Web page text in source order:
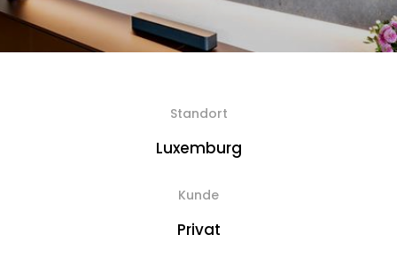
Standort
Luxemburg
Kunde
Privat